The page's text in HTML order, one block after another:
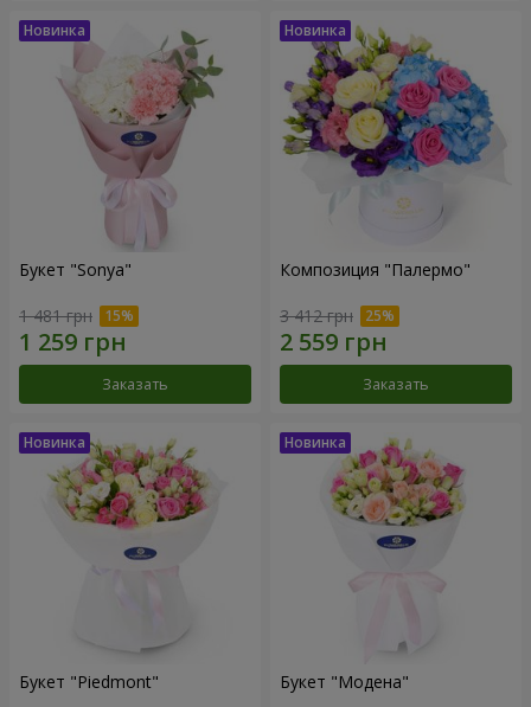
Букет "Sonya"
1 481 грн
Заказать
Композиция "Палермо"
3 412 грн
Заказать
Букет "Piedmont" Букет "Модена"